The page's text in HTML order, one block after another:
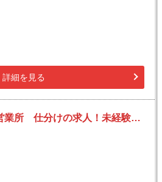
詳細を見る
佐川急便 大和高田営業所 仕分けの求人！未経験歓迎！先輩たちがサポートします♪